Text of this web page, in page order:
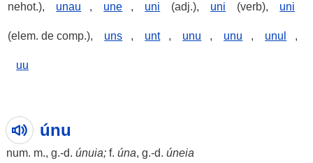
nehot.), unau , une , uni (adj.), uni (verb), uni
(elem. de comp.), uns , unt , unu , unu , unul ,
uu
únu
num. m., g.-d. únuia;f. úna, g.-d. úneia